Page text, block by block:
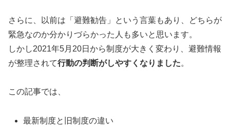
さらに、以前は「避難勧告」という言葉もあり、どちらが
緊急なのか分かりづらかった人も多いと思います。
しかし2021年5月20日から制度が大きく変わり、避難情報
が整理されて行動の判断がしやすくなりました。
この記事では、
最新制度と旧制度の違い